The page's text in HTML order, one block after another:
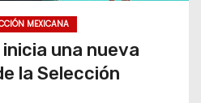
MEXICANA
una nueva
la Selección